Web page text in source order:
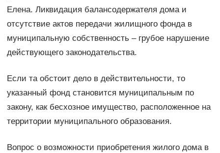
Елена. Ликвидация балансодержателя дома и
отсутствие актов передачи жилищного фонда в
муниципальную собственность – грубое нарушение
действующего законодательства.
Если та обстоит дело в действительности, то
указанный фонд становится муниципальным по
закону, как бесхозное имущество, расположенное на
территории муниципального образования.
Вопрос о возможности приобретения жилого дома в